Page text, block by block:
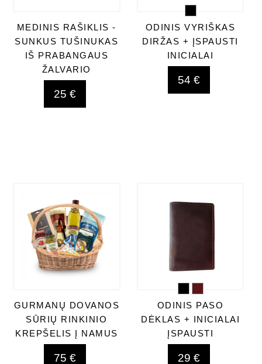
MEDINIS RAŠIKLIS -
SUNKUS TUŠINUKAS
IŠ PRABANGAUS
ŽALVARIO
25 €
ODINIS VYRIŠKAS
DIRŽAS + ĮSPAUSTI
INICIALAI
54 €
GURMANŲ DOVANOS
SŪRIŲ RINKINIO
KREPŠELIS Į NAMUS
75 €
ODINIS PASO
DĖKLAS + INICIALAI
ĮSPAUSTI
29 €